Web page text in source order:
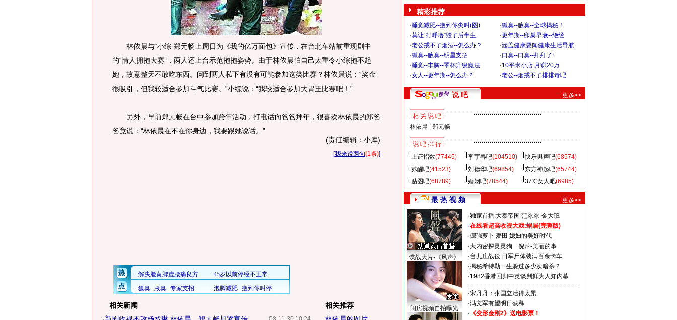
林依晨与“小综”郑元畅上周日为《我的亿万面包》宣传，在台北车站前重现剧中
的“情人拥抱大赛”，两人还上台示范抱抱姿势。由于林依晨怕自己太重令小综抱不起
她，故意整天不敢吃东西。问到两人私下有没有可能参加这类比赛？林依晨说：“奖金
很吸引，但我较适合参加斗气比赛。”小综说：“我较适合参加大胃王比赛吧！”
另外，早前郑元畅在台中参加跨年活动，打电话向爸爸拜年，很喜欢林依晨的郑爸
爸竟说：“林依晨在不在你身边，我要跟她说话。 ”
(责任编辑：小库)
[我来说两句(1条)]
相关新闻
相关推荐
精彩推荐
·睡觉减肥--瘦到你尖叫(图) ·狐臭--腋臭--全球揭秘！
·莫让“打呼噜”毁了后半生 ·更年期--卵巢早衰--绝经
·老公戒不了烟酒--怎么办？ ·涵盖健康要闻健康生活导航
·狐臭--腋臭--明星支招 ·口臭--口臭--拜拜了!
·睡觉--丰胸--罩杯升级魔法 ·10平米小店 月赚20万
·女人--更年期--怎么办？ ·老公--烟戒不了排排毒吧
说 吧 更多>>
相 关 说 吧
林依晨
郑元畅
说 吧 排 行
上证指数(77445) 李宇春吧(104510) 快乐男声吧(68574)
苏醒吧(41523) 刘德华吧(69854) 东方神起吧(65744)
贴图吧(68789) 婚姻吧(78544) 37℃女人吧(6985)
最 热 视 频 更多>>
谍战大片-《风声》
闺房视频自拍曝光
·独家首播:大秦帝国 范冰冰-金大班
·在线看超高收视大戏:蜗居(完整版)
·倔强萝卜 麦田 媳妇的美好时代
·大内密探灵灵狗
倪萍-美丽的事
·台儿庄战役 日军尸体装满百余卡车
·揭秘希特勒一生躲过多少次暗杀？
·1982香港回归中英谈判鲜为人知内幕
·宋丹丹：张国立活得太累
·满文军有望明日获释
· 《变形金刚2》送电影票！